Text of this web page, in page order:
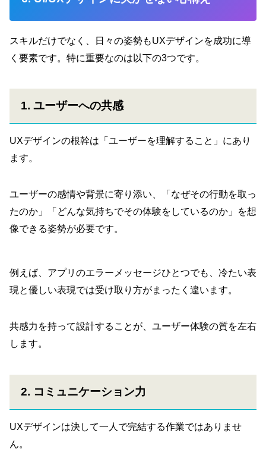
スキルだけでなく、日々の姿勢もUXデザインを成功に導
く要素です。特に重要なのは以下の3つです。
1. ユーザーへの共感
UXデザインの根幹は「ユーザーを理解すること」にあり
ます。
ユーザーの感情や背景に寄り添い、「なぜその行動を取っ
たのか」「どんな気持ちでその体験をしているのか」を想
像できる姿勢が必要です。
例えば、アプリのエラーメッセージひとつでも、冷たい表
現と優しい表現では受け取り方がまったく違います。
共感力を持って設計することが、ユーザー体験の質を左右
します。
2. コミュニケーション力
UXデザインは決して一人で完結する作業ではありませ
ん。